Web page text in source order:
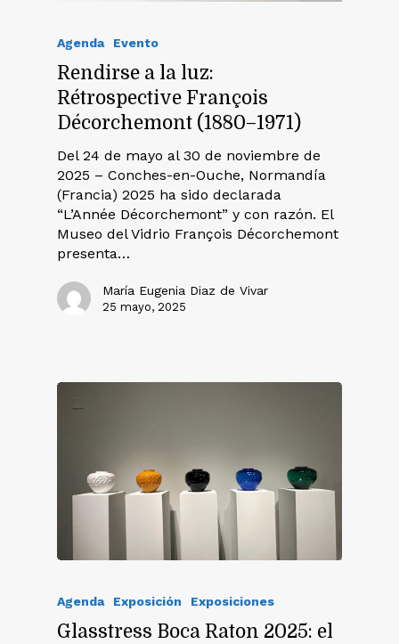
Agenda Evento
Rendirse a la luz:
Rétrospective François
Décorchemont (1880–1971)
Del 24 de mayo al 30 de noviembre de
2025 – Conches-en-Ouche, Normandía
(Francia) 2025 ha sido declarada
“L’Année Décorchemont” y con razón. El
Museo del Vidrio François Décorchemont
presenta…
María Eugenia Diaz de Vivar
25 mayo, 2025
Agenda Exposición Exposiciones
Glasstress Boca Raton 2025: el